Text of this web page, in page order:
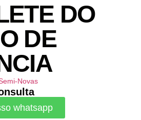
DO
DE
Novas
whatsapp